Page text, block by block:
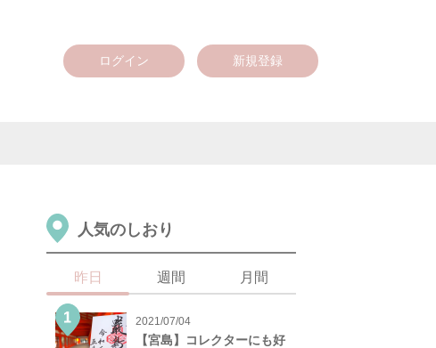
ログイン 新規登録
人気のしおり
昨日 週間 月間
2021/07/04
【宮島】コレクターにも好